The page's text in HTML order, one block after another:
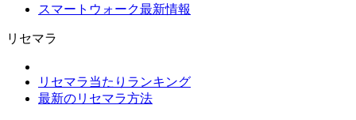
スマートウォーク最新情報
リセマラ
リセマラ当たりランキング
最新のリセマラ方法